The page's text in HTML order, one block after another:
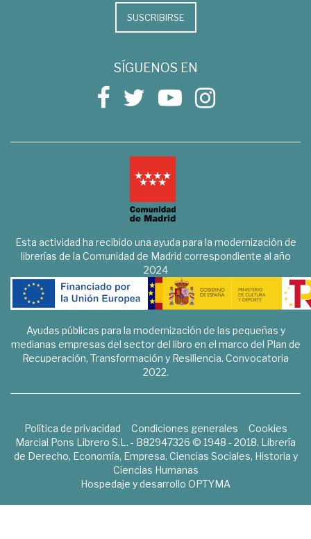
SUSCRIBIRSE
SÍGUENOS EN
Esta actividad ha recibido una ayuda para la modernización de
librerías de la Comunidad de Madrid correspondiente al año
2024
Ayudas públicas para la modernización de las pequeñas y
medianas empresas del sector del libro en el marco del Plan de
Recuperación, Transformación y Resiliencia. Convocatoria
2022.
Política de privacidad Condiciones generales
Cookies
Marcial Pons Librero S.L. - B82947326 © 1948 - 2018. Librería
de Derecho, Economía, Empresa, Ciencias Sociales, Historia y
Ciencias Humanas
Hospedaje y desarrollo OPTYMA